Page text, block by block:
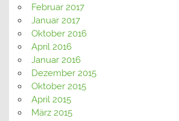
Februar 2017
Januar 2017
Oktober 2016
April 2016
Januar 2016
Dezember 2015
Oktober 2015
April 2015
März 2015